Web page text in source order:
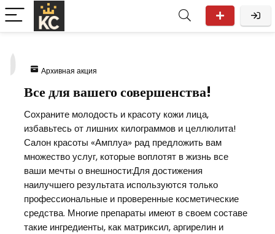
Архивная акция
Все для вашего совершенства!
Сохраните молодость и красоту кожи лица,
избавьтесь от лишних килограммов и целлюлита!
Салон красоты «Амплуа» рад предложить вам
множество услуг, которые воплотят в жизнь все
ваши мечты о внешности:Для достижения
наилучшего результата используются только
профессиональные и проверенные косметические
средства. Многие препараты имеют в своем составе
такие ингредиенты, как матриксил, аргирелин и